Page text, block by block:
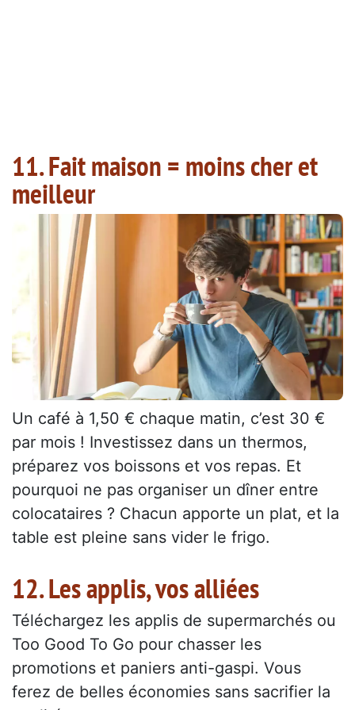
11. Fait maison = moins cher et
meilleur
Un café à 1,50 € chaque matin, c’est 30 €
par mois ! Investissez dans un thermos,
préparez vos boissons et vos repas. Et
pourquoi ne pas organiser un dîner entre
colocataires ? Chacun apporte un plat, et la
table est pleine sans vider le frigo.
12. Les applis, vos alliées
Téléchargez les applis de supermarchés ou
Too Good To Go pour chasser les
promotions et paniers anti-gaspi. Vous
ferez de belles économies sans sacrifier la